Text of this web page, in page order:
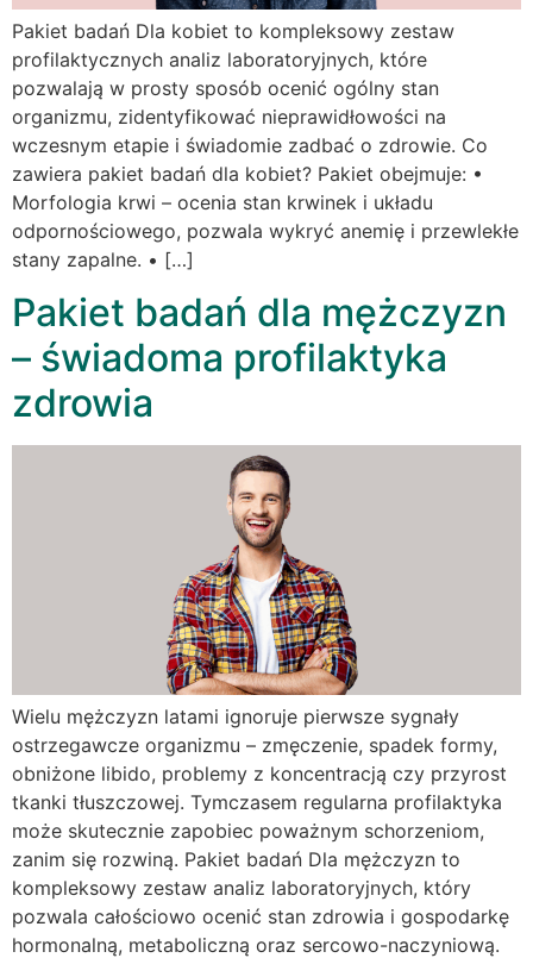
Pakiet badań Dla kobiet to kompleksowy zestaw
profilaktycznych analiz laboratoryjnych, które
pozwalają w prosty sposób ocenić ogólny stan
organizmu, zidentyfikować nieprawidłowości na
wczesnym etapie i świadomie zadbać o zdrowie. Co
zawiera pakiet badań dla kobiet? Pakiet obejmuje: •
Morfologia krwi – ocenia stan krwinek i układu
odpornościowego, pozwala wykryć anemię i przewlekłe
stany zapalne. • […]
Pakiet badań dla mężczyzn
– świadoma profilaktyka
zdrowia
Wielu mężczyzn latami ignoruje pierwsze sygnały
ostrzegawcze organizmu – zmęczenie, spadek formy,
obniżone libido, problemy z koncentracją czy przyrost
tkanki tłuszczowej. Tymczasem regularna profilaktyka
może skutecznie zapobiec poważnym schorzeniom,
zanim się rozwiną. Pakiet badań Dla mężczyzn to
kompleksowy zestaw analiz laboratoryjnych, który
pozwala całościowo ocenić stan zdrowia i gospodarkę
hormonalną, metaboliczną oraz sercowo-naczyniową.